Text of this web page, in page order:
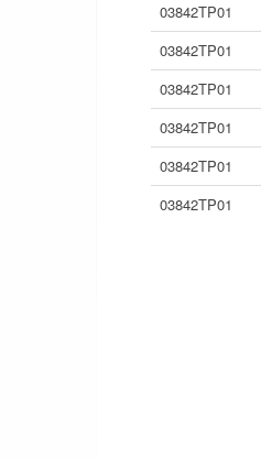
03842TP01
03842TP01
03842TP01
03842TP01
03842TP01
03842TP01